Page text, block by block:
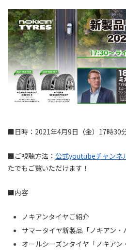
■日時：2021年4月9日（金）17時30
■ご視聴方法： 公式youtubeチャンネ
たでもご覧いただけます！
■内容
ノキアンタイヤご紹介
サマータイヤ新製品「ノキアン
オールシーズンタイヤ「ノキアン